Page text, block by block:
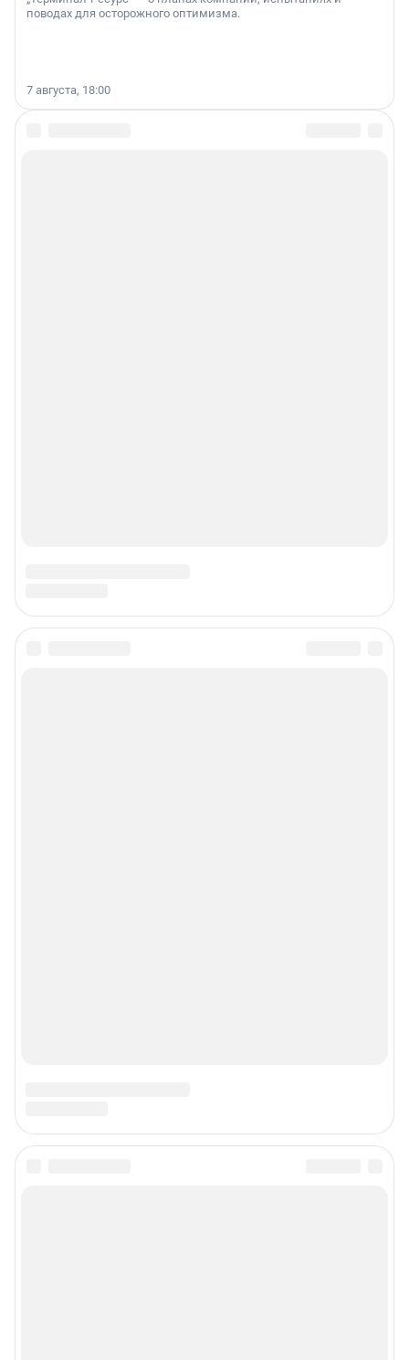
поводах для осторожного оптимизма.
7 августа, 18:00